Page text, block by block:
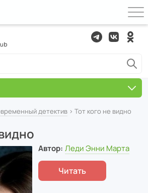
детектив › Тот кого не видно
Автор: Леди Энни Марта
Читать